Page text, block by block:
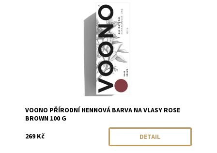
VOONO PŘÍRODNÍ HENNOVÁ BARVA NA VLASY ROSE
BROWN 100 G
269 Kč
DETAIL